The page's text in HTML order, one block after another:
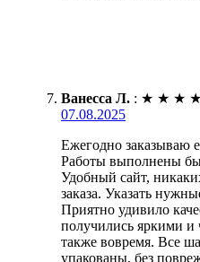
Ванесса Л. : ★ ★ ★ ★
07.08.2025
Ежегодно заказываю
Работы выполнены
Удобный сайт,
заказа. Указать
Приятно удивило
получились яркими и
также вовремя. Все
упакованы, без